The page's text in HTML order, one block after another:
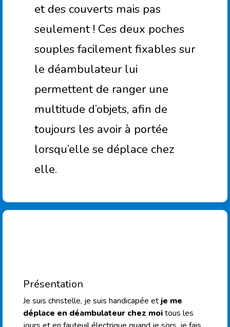
et des couverts mais pas
seulement ! Ces deux poches
souples facilement fixables sur
le déambulateur lui
permettent de ranger une
multitude d’objets, afin de
toujours les avoir à portée
lorsqu’elle se déplace chez
elle.
Présentation
Je suis christelle, je suis handicapée etje me
déplace en déambulateur chez moitous les